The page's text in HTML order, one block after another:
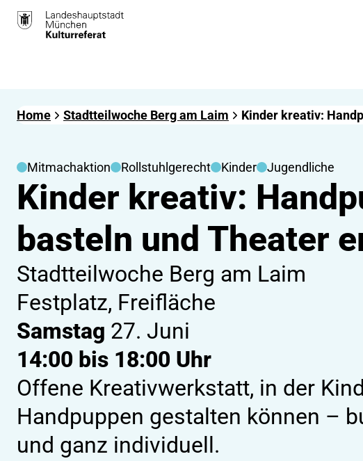
Home
Stadtteilwoche Berg am Laim Kinder kreativ:
Mitmachaktion Rollstuhlgerecht Kinder Jugendliche
Kinder kreativ:
basteln und Theater
Stadtteilwoche Berg am Laim
Festplatz, Freifläche
Samstag 27. Juni
14:00 bis 18:00 Uhr
Offene Kreativwerkstatt, in der
Handpuppen gestalten können –
und ganz individuell.